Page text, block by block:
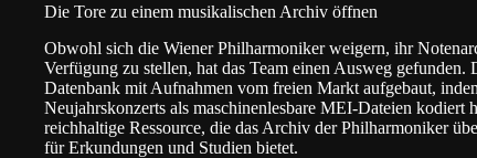
Die Tore zu einem musikalischen Archiv öffnen
Obwohl sich die Wiener Philharmoniker weigern, ihr
Verfügung zu stellen, hat das Team einen Ausweg gefunden.
Datenbank mit Aufnahmen vom freien Markt aufgebaut,
Neujahrskonzerts als maschinenlesbare MEI-Dateien kodiert
reichhaltige Ressource, die das Archiv der Philharmoniker
für Erkundungen und Studien bietet.